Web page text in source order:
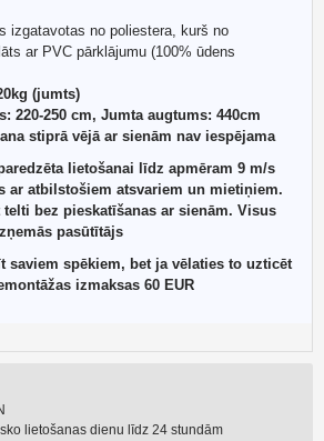
lietošanas dienu līdz 24 stundām
izgatavotas no poliestera, kurš no
ar PVC pārklājumu (100% ūdens
(jumts)
220-250 cm, Jumta augtums: 440cm
stiprā vējā ar sienām nav iespējama
lietošanai līdz apmēram 9 m/s
ar atbilstošiem atsvariem un mietiņiem.
bez pieskatīšanas ar sienām. Visus
pasūtītājs
saviem spēkiem, bet ja vēlaties to uzticēt
izmaksas 60 EUR